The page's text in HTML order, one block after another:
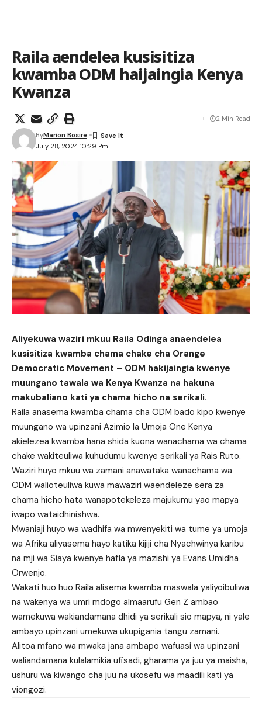
Raila aendelea kusisitiza
kwamba ODM haijaingia Kenya
Kwanza
July 28, 2024 10:29 Pm
ByMarion Bosire
2 Min Read
Aliyekuwa waziri mkuu Raila Odinga anaendelea
kusisitiza kwamba chama chake cha Orange
Democratic Movement – ODM hakijaingia kwenye
muungano tawala wa Kenya Kwanza na hakuna
makubaliano kati ya chama hicho na serikali.
Raila anasema kwamba chama cha ODM bado kipo kwenye
muungano wa upinzani Azimio la Umoja One Kenya
akielezea kwamba hana shida kuona wanachama wa chama
chake wakiteuliwa kuhudumu kwenye serikali ya Rais Ruto.
Waziri huyo mkuu wa zamani anawataka wanachama wa
ODM walioteuliwa kuwa mawaziri waendeleze sera za
chama hicho hata wanapotekeleza majukumu yao mapya
iwapo wataidhinishwa.
Mwaniaji huyo wa wadhifa wa mwenyekiti wa tume ya umoja
wa Afrika aliyasema hayo katika kijiji cha Nyachwinya karibu
na mji wa Siaya kwenye hafla ya mazishi ya Evans Umidha
Orwenjo.
Wakati huo huo Raila alisema kwamba maswala yaliyoibuliwa
na wakenya wa umri mdogo almaarufu Gen Z ambao
wamekuwa wakiandamana dhidi ya serikali sio mapya, ni yale
ambayo upinzani umekuwa ukupigania tangu zamani.
Alitoa mfano wa mwaka jana ambapo wafuasi wa upinzani
waliandamana kulalamikia ufisadi, gharama ya juu ya maisha,
ushuru wa kiwango cha juu na ukosefu wa maadili kati ya
viongozi.